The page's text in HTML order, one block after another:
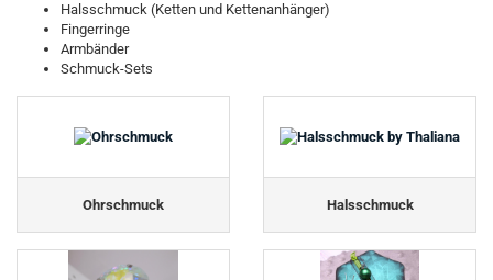
Halsschmuck (Ketten und Kettenanhänger)
Fingerringe
Armbänder
Schmuck-Sets
Ohrschmuck Halsschmuck